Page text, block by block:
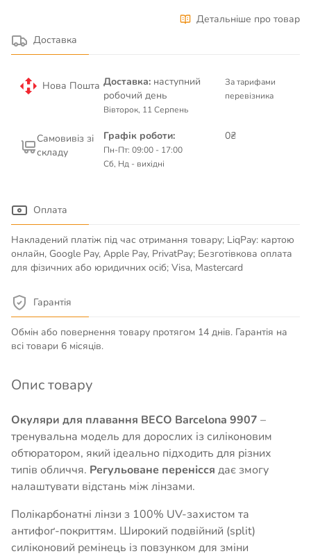
Детальніше про товар
Доставка
Нова Пошта Доставка: наступний
робочий день
Вівторок, 11 Серпень
За тарифами
перевізника
Самовивіз зі
складу
Графік роботи:
Пн-Пт: 09:00 - 17:00
Сб, Нд - вихідні
0₴
Оплата
Накладений платіж під час отримання товару; LiqPay: картою
онлайн, Google Pay, Apple Pay, PrivatPay; Безготівкова оплата
для фізичних або юридичних осіб; Visa, Mastercard
Гарантія
Обмін або повернення товару протягом 14 днів. Гарантія на
всі товари 6 місяців.
Опис товару
Окуляри для плавання BECO Barcelona 9907 –
тренувальна модель для дорослих із силіконовим
обтюратором, який ідеально підходить для різних
типів обличчя. Регульоване перенісся дає змогу
налаштувати відстань між лінзами.
Полікарбонатні лінзи з 100% UV-захистом та
антифоґ-покриттям. Широкий подвійний (split)
силіконовий ремінець із повзунком для зміни